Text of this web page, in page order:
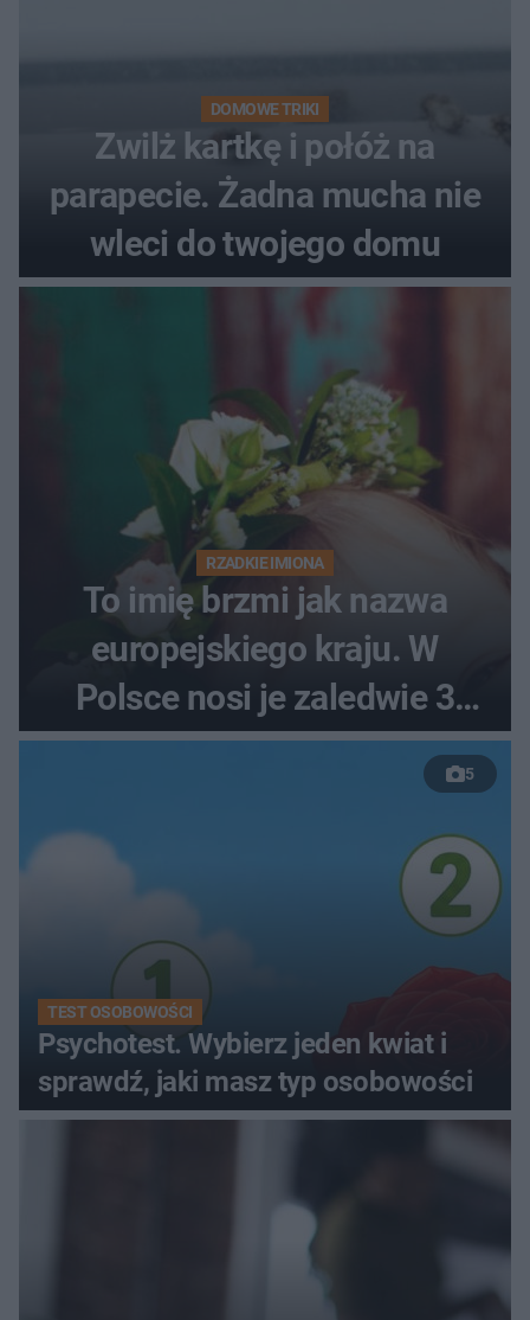
DOMOWE TRIKI
Zwilż kartkę i połóż na
parapecie. Żadna mucha nie
wleci do twojego domu
RZADKIE IMIONA
To imię brzmi jak nazwa
europejskiego kraju. W
Polsce nosi je zaledwie 3
kobiety
5
TEST OSOBOWOŚCI
Psychotest. Wybierz jeden kwiat i
sprawdź, jaki masz typ osobowości